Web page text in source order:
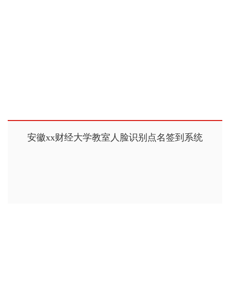
安徽xx财经大学教室人脸识别点名签到系统